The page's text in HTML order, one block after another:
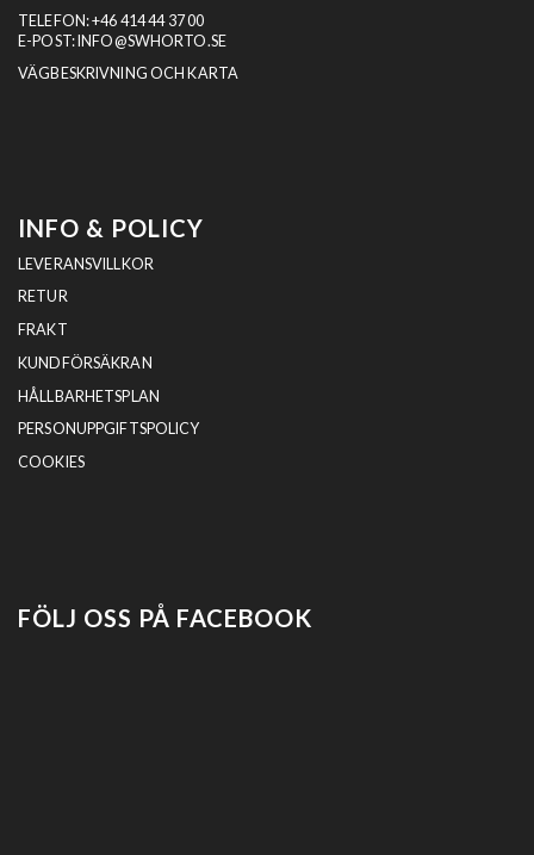
TELEFON:+46 414 44 37 00
E-POST: INFO@SWHORTO.SE
VÄGBESKRIVNING OCH KARTA
INFO & POLICY
LEVERANSVILLKOR
RETUR
FRAKT
KUNDFÖRSÄKRAN
HÅLLBARHETSPLAN
PERSONUPPGIFTSPOLICY
COOKIES
FÖLJ OSS PÅ FACEBOOK